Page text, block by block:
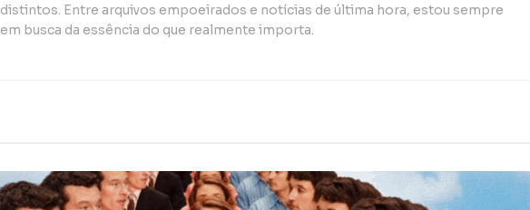
distintos. Entre arquivos empoeirados e notícias de última hora, estou sempre
em busca da essência do que realmente importa.